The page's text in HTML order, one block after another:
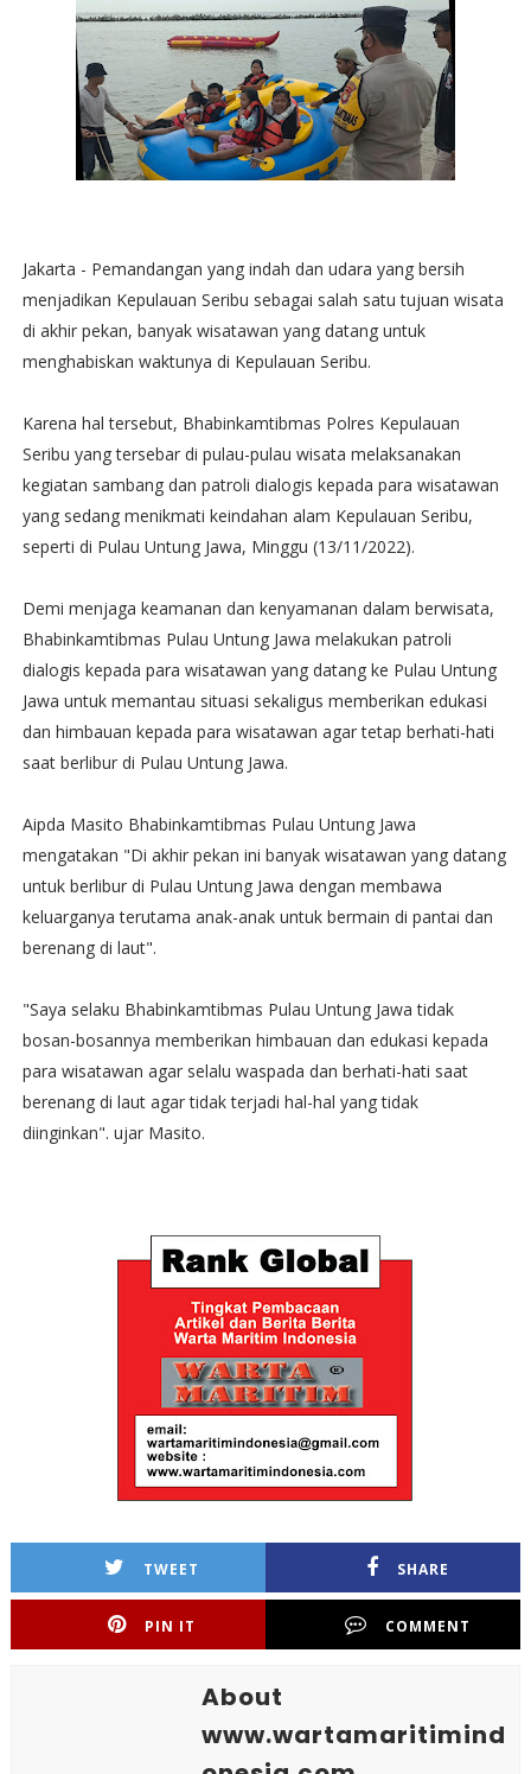
Jakarta - Pemandangan yang indah dan udara yang bersih
menjadikan Kepulauan Seribu sebagai salah satu tujuan wisata
di akhir pekan, banyak wisatawan yang datang untuk
menghabiskan waktunya di Kepulauan Seribu.
Karena hal tersebut, Bhabinkamtibmas Polres Kepulauan
Seribu yang tersebar di pulau-pulau wisata melaksanakan
kegiatan sambang dan patroli dialogis kepada para wisatawan
yang sedang menikmati keindahan alam Kepulauan Seribu,
seperti di Pulau Untung Jawa, Minggu (13/11/2022).
Demi menjaga keamanan dan kenyamanan dalam berwisata,
Bhabinkamtibmas Pulau Untung Jawa melakukan patroli
dialogis kepada para wisatawan yang datang ke Pulau Untung
Jawa untuk memantau situasi sekaligus memberikan edukasi
dan himbauan kepada para wisatawan agar tetap berhati-hati
saat berlibur di Pulau Untung Jawa.
Aipda Masito Bhabinkamtibmas Pulau Untung Jawa
mengatakan "Di akhir pekan ini banyak wisatawan yang datang
untuk berlibur di Pulau Untung Jawa dengan membawa
keluarganya terutama anak-anak untuk bermain di pantai dan
berenang di laut".
"Saya selaku Bhabinkamtibmas Pulau Untung Jawa tidak
bosan-bosannya memberikan himbauan dan edukasi kepada
para wisatawan agar selalu waspada dan berhati-hati saat
berenang di laut agar tidak terjadi hal-hal yang tidak
diinginkan". ujar Masito.
TWEET SHARE
PIN IT COMMENT
About
www.wartamaritimind